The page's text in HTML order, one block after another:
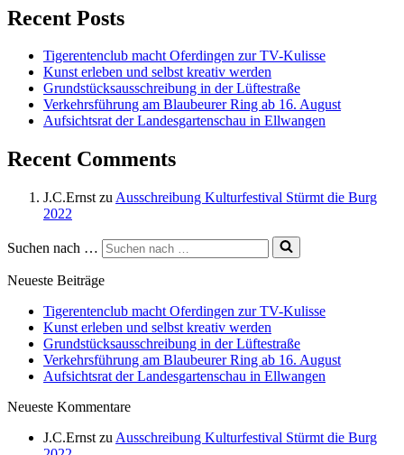
Recent Posts
Tigerentenclub macht Oferdingen zur TV-Kulisse
Kunst erleben und selbst kreativ werden
Grundstücksausschreibung in der Lüftestraße
Verkehrsführung am Blaubeurer Ring ab 16. August
Aufsichtsrat der Landesgartenschau in Ellwangen
Recent Comments
J.C.Ernst zu Ausschreibung Kulturfestival Stürmt die Burg
2022
Suchen nach …
Neueste Beiträge
Tigerentenclub macht Oferdingen zur TV-Kulisse
Kunst erleben und selbst kreativ werden
Grundstücksausschreibung in der Lüftestraße
Verkehrsführung am Blaubeurer Ring ab 16. August
Aufsichtsrat der Landesgartenschau in Ellwangen
Neueste Kommentare
J.C.Ernst zu Ausschreibung Kulturfestival Stürmt die Burg